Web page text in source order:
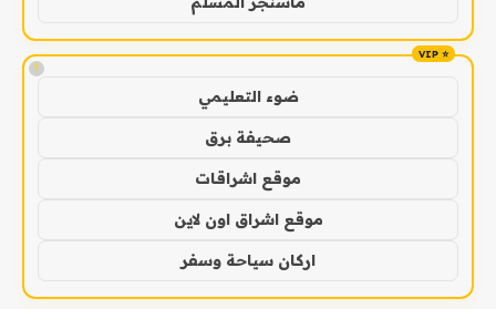
!
ضوء التعليمي
صحيفة برق
موقع اشراقات
موقع اشراق اون لاين
اركان سياحة وسفر